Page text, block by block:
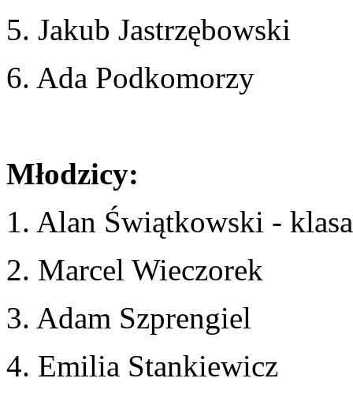
5. Jakub Jastrzębowski
6. Ada Podkomorzy
Młodzicy:
1. Alan Świątkowski -
2. Marcel Wieczorek
3. Adam Szprengiel
4. Emilia Stankiewicz